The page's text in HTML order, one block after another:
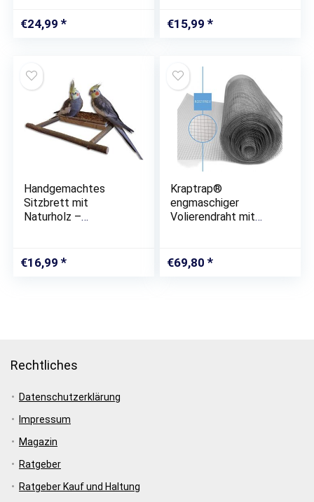
Zweigen | Der wohl
Beste
€24,99
Automatischer
Spender für
aufhängbar I…
€15,99
Handgemachtes
Sitzbrett mit
Naturholz –
für die Voliere oder
den Vogelkäfig
€16,99
Kraptrap®
engmaschiger
Volierendraht mit
als Vogeldraht,
Hasengitter,
€69,80
Rechtliches
Datenschutzerklärung
Impressum
Magazin
Ratgeber
Ratgeber Kauf und Haltung